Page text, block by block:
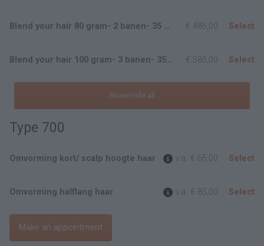
Blend your hair 80 gram- 2 banen- 35 cm € 485,00 Select
Blend your hair 100 gram- 3 banen- 35 cm € 585,00 Select
Show/Hide all
Type 700
Omvorming kort/ scalp hoogte haar v.a. € 65,00 Select
Omvorming halflang haar v.a. € 85,00 Select
Make an appointment